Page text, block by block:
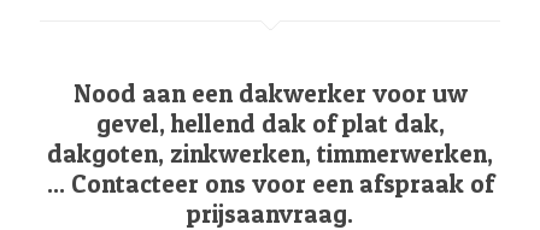
Nood aan een dakwerker voor uw
gevel, hellend dak of plat dak,
dakgoten, zinkwerken, timmerwerken,
... Contacteer ons voor een afspraak of
prijsaanvraag.